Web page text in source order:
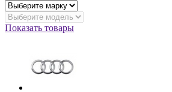
Показать товары